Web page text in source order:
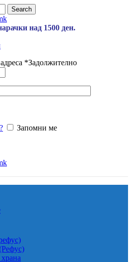
Search
над 1500 ден.
*Задолжително
Запомни ме